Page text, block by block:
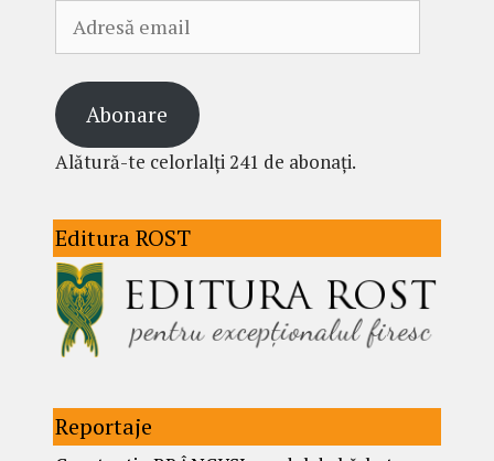
email
Abonare
Alătură-te celorlalți 241 de abonați.
Editura ROST
Reportaje